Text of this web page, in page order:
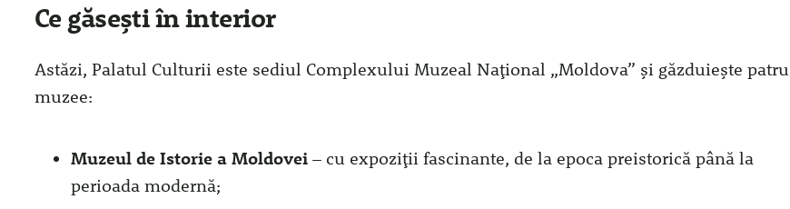
Ce găsești în interior
Astăzi, Palatul Culturii este sediul Complexului Muzeal Național „Moldova” și găzduiește patru
muzee:
Muzeul de Istorie a Moldovei – cu expoziții fascinante, de la epoca preistorică până la
perioada modernă;